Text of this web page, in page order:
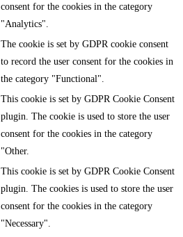
consent for the cookies in the category
"Analytics".
The cookie is set by GDPR cookie consent
to record the user consent for the cookies in
the category "Functional".
This cookie is set by GDPR Cookie Consent
plugin. The cookie is used to store the user
consent for the cookies in the category
"Other.
This cookie is set by GDPR Cookie Consent
plugin. The cookies is used to store the user
consent for the cookies in the category
"Necessary".